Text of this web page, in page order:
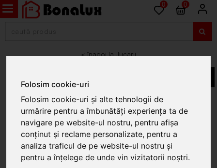
Folosim cookie-uri
Folosim cookie-uri și alte tehnologii de
urmărire pentru a îmbunătăți experiența ta de
navigare pe website-ul nostru, pentru afișa
conținut și reclame personalizate, pentru a
analiza traficul de pe website-ul nostru și
pentru a înțelege de unde vin vizitatorii noștri.
0 0
Jucarii